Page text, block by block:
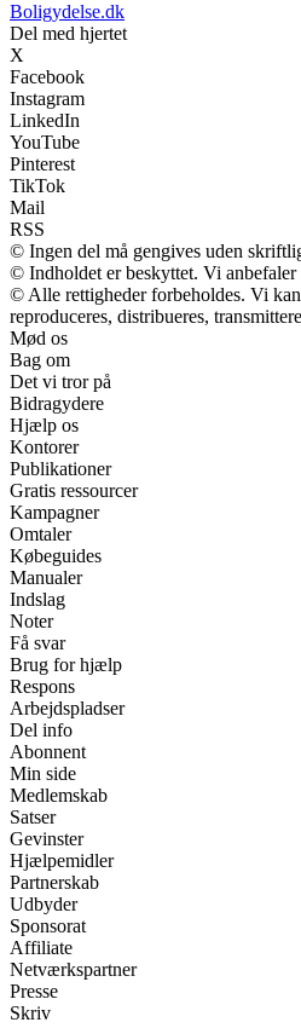
Boligydelse.dk
Del med hjertet
X
Facebook
Instagram
LinkedIn
YouTube
Pinterest
TikTok
Mail
RSS
© Ingen del må gengives uden
© Indholdet er beskyttet. Vi
© Alle rettigheder forbeholdes. Vi
reproduceres, distribueres,
Mød os
Bag om
Det vi tror på
Bidragydere
Hjælp os
Kontorer
Publikationer
Gratis ressourcer
Kampagner
Omtaler
Købeguides
Manualer
Indslag
Noter
Få svar
Brug for hjælp
Respons
Arbejdspladser
Del info
Abonnent
Min side
Medlemskab
Satser
Gevinster
Hjælpemidler
Partnerskab
Udbyder
Sponsorat
Affiliate
Netværkspartner
Presse
Skriv